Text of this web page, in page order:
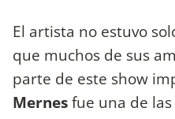
El artista no estuvo
que muchos de sus
parte de este show
Mernesfue una de